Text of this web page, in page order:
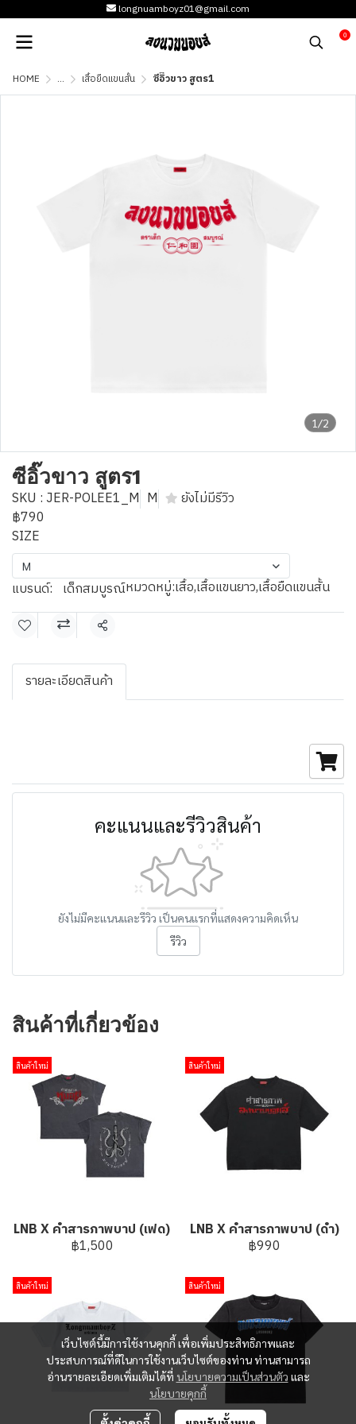
longnuamboyz01@gmail.com
0
HOME ... เสื้อยืดแขนสั้น ซีอิ๊วขาว สูตร1
1/2
ซีอิ๊วขาว สูตร1
SKU : JER-POLEE1_M M
ยังไม่มีรีวิว
฿790
SIZE
M
แบรนด์: เด็กสมบูรณ์หมวดหมู่:เสื้อ,เสื้อแขนยาว,เสื้อยืดแขนสั้น
แชร์
รายละเอียดสินค้า
คะแนนและรีวิวสินค้า
ยังไม่มีคะแนนและรีวิว เป็นคนแรกที่แสดงความคิดเห็น
รีวิว
สินค้าที่เกี่ยวข้อง
สินค้าใหม่
LNB X คำสารภาพบาป (เฟด)
฿1,500
สินค้าใหม่
LNB X คำสารภาพบาป (ดำ)
฿990
สินค้าใหม่ สินค้าใหม่
เว็บไซต์นี้มีการใช้งานคุกกี้ เพื่อเพิ่มประสิทธิภาพและ
ประสบการณ์ที่ดีในการใช้งานเว็บไซต์ของท่าน ท่านสามารถ
อ่านรายละเอียดเพิ่มเติมได้ที่ นโยบายความเป็นส่วนตัว และ
นโยบายคุกกี้